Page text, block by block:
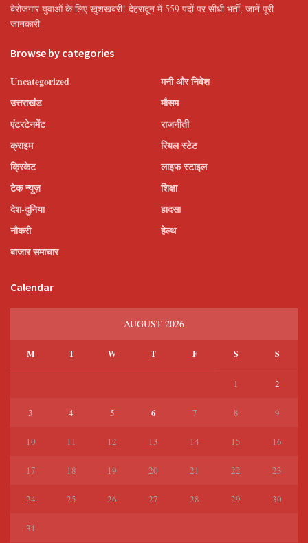
बेरोजगार युवाओं के लिए खुशखबरी! देहरादून में 559 पदों पर सीधी भर्ती, जानें पूरी
जानकारी
Browse by categories
Uncategorized
उत्तराखंड
एंटरटेनमेंट
क्राइम
क्रिकेट
टेक न्यूज़
देश-दुनिया
नौकरी
बाजार समाचार
मनी और निवेश
मौसम
राजनीती
रियल स्टेट
लाइफ स्टाइल
शिक्षा
हादसा
हेल्थ
Calendar
AUGUST 2026
M T W T F S S
1 2
3 4 5 6 7 8 9
10 11 12 13 14 15 16
17 18 19 20 21 22 23
24 25 26 27 28 29 30
31